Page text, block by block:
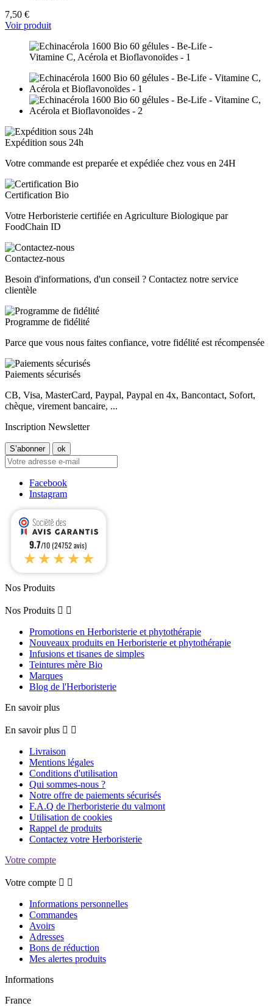
7,50 €
Voir produit
Expédition sous 24h
Votre commande est preparée et expédiée chez vous en 24H
Certification Bio
Votre Herboristerie certifiée en Agriculture Biologique par
FoodChain ID
Contactez-nous
Besoin d'informations, d'un conseil ? Contactez notre service
clientèle
Programme de fidélité
Parce que vous nous faites confiance, votre fidélité est récompensée
Paiements sécurisés
CB, Visa, MasterCard, Paypal, Paypal en 4x, Bancontact, Sofort,
chèque, virement bancaire, ...
Inscription Newsletter
Facebook
Instagram
9.7/10 (24752 avis)
★★★★★
Nos Produits
Nos Produits  
Promotions en Herboristerie et phytothérapie
Nouveaux produits en Herboristerie et phytothérapie
Infusions et tisanes de simples
Teintures mère Bio
Marques
Blog de l'Herboristerie
En savoir plus
En savoir plus  
Livraison
Mentions légales
Conditions d'utilisation
Qui sommes-nous ?
Notre offre de paiements sécurisés
F.A.Q de l'herboristerie du valmont
Utilisation de cookies
Rappel de produits
Contactez votre Herboristerie
Votre compte
Votre compte  
Informations personnelles
Commandes
Avoirs
Adresses
Bons de réduction
Mes alertes produits
Informations
France